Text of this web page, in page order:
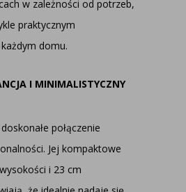
w zależności od potrzeb,
praktycznym
domu.
I MINIMALISTYCZNY
połączenie
Jej kompaktowe
i 23 cm